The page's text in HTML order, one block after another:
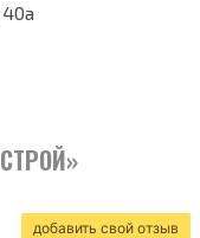
добавить свой отзыв